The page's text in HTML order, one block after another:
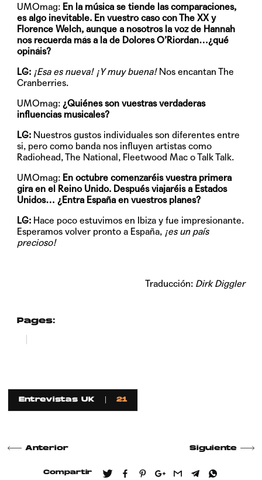
UMOmag: En la música se tiende las comparaciones,
es algo inevitable. En vuestro caso con The XX y
Florence Welch, aunque a nosotros la voz de Hannah
nos recuerda más a la de Dolores O’Riordan…¿qué
opináis?
LG: ¡Esa es nueva! ¡Y muy buena! Nos encantan The
Cranberries.
UMOmag: ¿Quiénes son vuestras verdaderas
influencias musicales?
LG: Nuestros gustos individuales son diferentes entre
si, pero como banda nos influyen artistas como
Radiohead, The National, Fleetwood Mac o Talk Talk.
UMOmag: En octubre comenzaréis vuestra primera
gira en el Reino Unido. Después viajaréis a Estados
Unidos… ¿Entra España en vuestros planes?
LG: Hace poco estuvimos en Ibiza y fue impresionante.
Esperamos volver pronto a España, ¡es un país
precioso!
Traducción: Dirk Diggler
Pages:
Entrevistas UK 21
Anterior Siguiente
Compartir